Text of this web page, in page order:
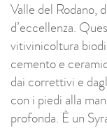
Valle del Rodano,
d’eccellenza.
vitivinicoltura
cemento e
dai correttivi e
con i piedi alla
profonda. È un